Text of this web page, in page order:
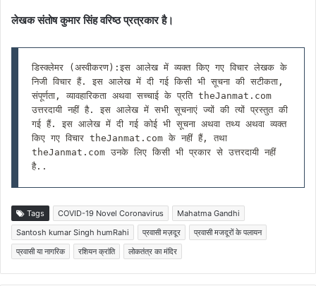
लेखक संतोष कुमार सिंह वरिष्ठ प्रत्रकार है।
डिस्क्लेमर (अस्वीकरण):इस आलेख में व्यक्त किए गए विचार लेखक के
निजी विचार हैं. इस आलेख में दी गई किसी भी सूचना की सटीकता,
संपूर्णता, व्यावहारिकता अथवा सच्चाई के प्रति theJanmat.com
उत्तरदायी नहीं है. इस आलेख में सभी सूचनाएं ज्यों की त्यों प्रस्तुत की
गई हैं. इस आलेख में दी गई कोई भी सूचना अथवा तथ्य अथवा व्यक्त
किए गए विचार theJanmat.com के नहीं हैं, तथा
theJanmat.com उनके लिए किसी भी प्रकार से उत्तरदायी नहीं
है..
Tags COVID-19 Novel Coronavirus
Mahatma Gandhi
Santosh kumar Singh humRahi
प्रवासी मज़दूर
प्रवासी मजदूरों के पलायन
प्रवासी या नागरिक
रशियन क्रांति लोकतंत्र का मंदिर